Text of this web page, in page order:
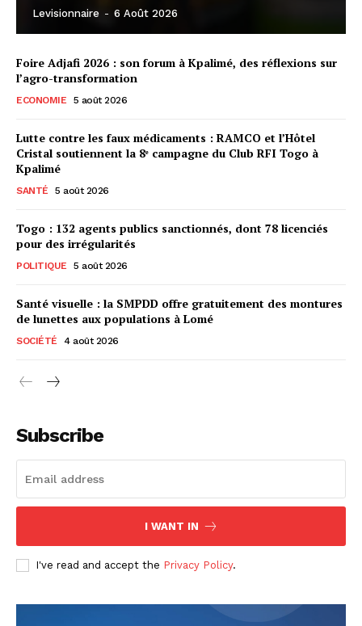
Levisionnaire - 6 Août 2026
Foire Adjafi 2026 : son forum à Kpalimé, des réflexions sur
l’agro-transformation
ECONOMIE 5 août 2026
Lutte contre les faux médicaments : RAMCO et l’Hôtel
Cristal soutiennent la 8ᵉ campagne du Club RFI Togo à
Kpalimé
SANTÉ 5 août 2026
Togo : 132 agents publics sanctionnés, dont 78 licenciés
pour des irrégularités
POLITIQUE 5 août 2026
Santé visuelle : la SMPDD offre gratuitement des montures
de lunettes aux populations à Lomé
SOCIÉTÉ 4 août 2026
Subscribe
I WANT IN
I've read and accept the Privacy Policy.